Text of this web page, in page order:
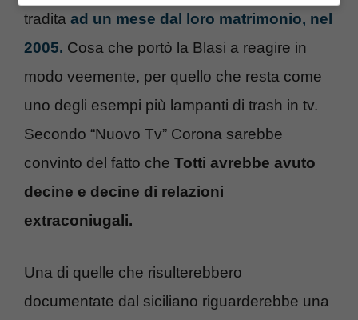
tradita ad un mese dal loro matrimonio, nel
2005. Cosa che portò la Blasi a reagire in
modo veemente, per quello che resta come
uno degli esempi più lampanti di trash in tv.
Secondo “Nuovo Tv” Corona sarebbe
convinto del fatto che Totti avrebbe avuto
decine e decine di relazioni
extraconiugali.
Una di quelle che risulterebbero
documentate dal siciliano riguarderebbe una